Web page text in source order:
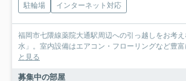
駐輪場 インターネット対応
福岡市七隈線薬院大通駅周辺への引っ越しをお考
水」。室内設備はエアコン・フローリングなど豊富
と見る
募集中の部屋